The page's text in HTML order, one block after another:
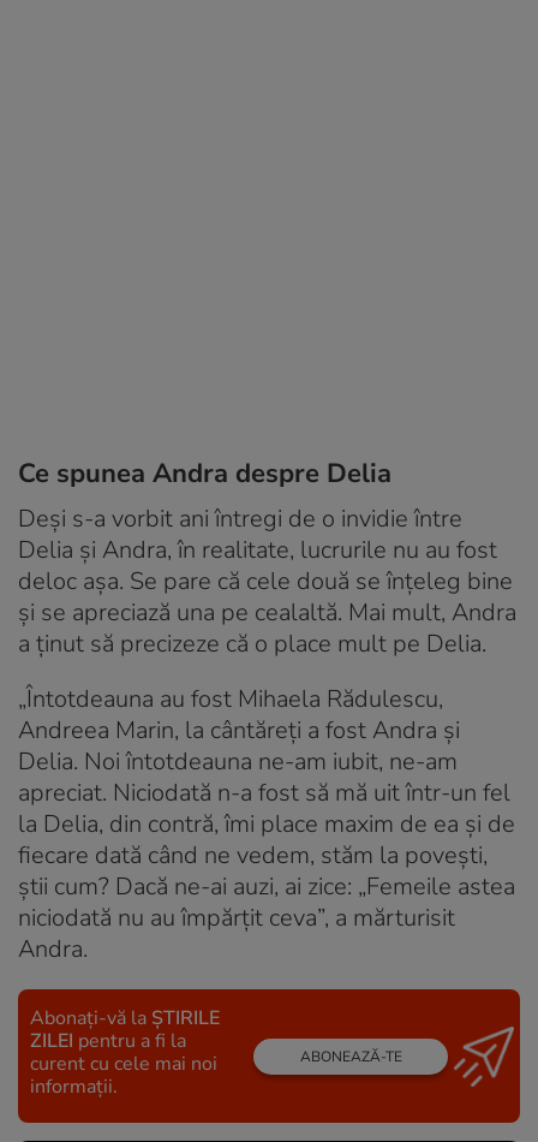
Ce spunea Andra despre Delia
Deși s-a vorbit ani întregi de o invidie între
Delia și Andra, în realitate, lucrurile nu au fost
deloc așa. Se pare că cele două se înțeleg bine
și se apreciază una pe cealaltă. Mai mult, Andra
a ținut să precizeze că o place mult pe Delia.
„Întotdeauna au fost Mihaela Rădulescu,
Andreea Marin, la cântăreți a fost Andra și
Delia. Noi întotdeauna ne-am iubit, ne-am
apreciat. Niciodată n-a fost să mă uit într-un fel
la Delia, din contră, îmi place maxim de ea și de
fiecare dată când ne vedem, stăm la povești,
știi cum? Dacă ne-ai auzi, ai zice: „Femeile astea
niciodată nu au împărțit ceva”, a mărturisit
Andra.
Abonați-vă la ȘTIRILE
ZILEI pentru a fi la
curent cu cele mai noi
informații.
ABONEAZĂ-TE